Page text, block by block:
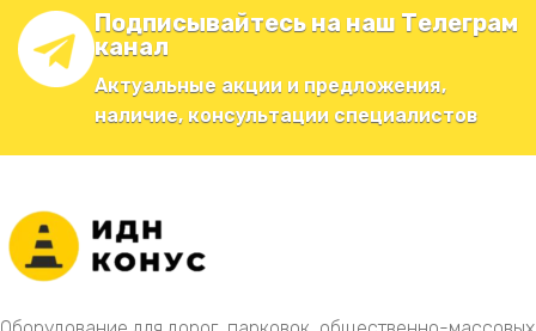
Подписывайтесь на наш Телеграм
канал
Актуальные акции и предложения,
наличие, консультации специалистов